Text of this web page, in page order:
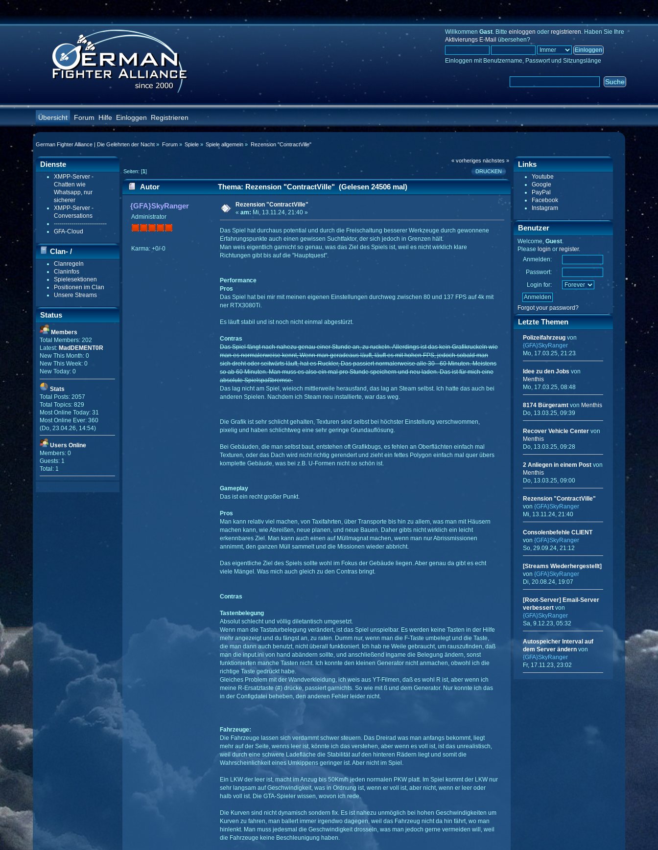
Willkommen Gast. Bitte einloggen oder registrieren. Haben Sie Ihre
Aktivierungs E-Mail übersehen?
Einloggen mit Benutzername, Passwort und Sitzungslänge
Übersicht Forum Hilfe Einloggen Registrieren
German Fighter Alliance | Die Gelehrten der Nacht » Forum» Spiele » Spiele allgemein » Rezension "ContractVille"
Dienste
XMPP-Server -
Chatten wie
Whatsapp, nur
sicherer
XMPP-Server -
Conversations
---------------------------
GFA-Cloud
Clan- /
Gildenmenü
Clanregeln
Claninfos
Spielesektionen
Positionen im Clan
Unsere Streams
Status
Members
Total Members: 202
Latest: MadDEMENT0R
New This Month: 0
New This Week: 0
New Today: 0
Stats
Total Posts: 2057
Total Topics: 829
Most Online Today: 31
Most Online Ever: 360
(Do, 23.04.26, 14:54)
Users Online
Members: 0
Guests: 1
Total: 1
« vorheriges nächstes »
DRUCKEN
Seiten: [1 ]
Autor Thema: Rezension "ContractVille" (Gelesen 24506 mal)
{GFA}SkyRanger
Administrator
Karma: +0/-0
Rezension "ContractVille"
«am: Mi, 13.11.24, 21:40 »
Das Spiel hat durchaus potential und durch die Freischaltung besserer Werkzeuge durch gewonnene
Erfahrungspunkte auch einen gewissen Suchtfaktor, der sich jedoch in Grenzen hält.
Man weis eigentlich garnicht so genau, was das Ziel des Spiels ist, weil es nicht wirklich klare
Richtungen gibt bis auf die "Hauptquest".
Performance
Pros
Das Spiel hat bei mir mit meinen eigenen Einstellungen durchweg zwischen 80 und 137 FPS auf 4k mit
ner RTX3080Ti.
Es läuft stabil und ist noch nicht einmal abgestürzt.
Contras
Das Spiel fängt nach nahezu genau einer Stunde an, zu ruckeln. Allerdings ist das kein Grafikruckeln wie
man es normalerweise kennt, Wenn man geradeaus läuft, läuft es mit hohen FPS, jedoch sobald man
sich dreht oder seitwärts läuft, hat es Ruckler, Das passiert normalerweise alle 30 - 60 Minuten. Meistens
so ab 60 Minuten. Man muss es also ein mal pro Stunde speichern und neu laden. Das ist für mich eine
absolute Spielspaßbremse.
Das lag nicht am Spiel, wieioch mittlerweile herausfand, das lag an Steam selbst. Ich hatte das auch bei
anderen Spielen. Nachdem ich Steam neu installierte, war das weg.
Die Grafik ist sehr schlicht gehalten, Texturen sind selbst bei höchster Einstellung verschwommen,
pixelig und haben schlichtweg eine sehr geringe Grundauflösung.
Bei Gebäuden, die man selbst baut, entstehen oft Grafikbugs, es fehlen an Oberflächten einfach mal
Texturen, oder das Dach wird nicht richtig gerendert und zieht ein fettes Polygon einfach mal quer übers
komplette Gebäude, was bei z.B. U-Formen nicht so schön ist.
Gameplay
Das ist ein recht großer Punkt.
Pros
Man kann relativ viel machen, von Taxifahrten, über Transporte bis hin zu allem, was man mit Häusern
machen kann, wie Abreißen, neue planen, und neue Bauen. Daher gibts nicht wirklich ein leicht
erkennbares Ziel. Man kann auch einen auf Müllmagnat machen, wenn man nur Abrissmissionen
annimmt, den ganzen Müll sammelt und die Missionen wieder abbricht.
Das eigentliche Ziel des Spiels sollte wohl im Fokus der Gebäude liegen. Aber genau da gibt es echt
viele Mängel. Was mich auch gleich zu den Contras bringt.
Contras
Tastenbelegung
Absolut schlecht und völlig diletantisch umgesetzt.
Wenn man die Tastaturbelegung verändert, ist das Spiel unspielbar. Es werden keine Tasten in der Hilfe
mehr angezeigt und du fängst an, zu raten. Dumm nur, wenn man die F-Taste umbelegt und die Taste,
die man dann auch benutzt, nicht überall funktioniert. Ich hab ne Weile gebraucht, um rauszufinden, daß
man die input.ini von hand abändern sollte, und anschließend ingame die Belegung ändern, sonst
funktionierten manche Tasten nicht. Ich konnte den kleinen Generator nicht anmachen, obwohl ich die
richtige Taste gedrückt habe.
Gleiches Problem mit der Wandverkleidung, ich weis aus YT-Filmen, daß es wohl R ist, aber wenn ich
meine R-Ersatztaste (#) drücke, passiert garnichts. So wie mit ß und dem Generator. Nur konnte ich das
in der Configdatei beheben, den anderen Fehler leider nicht.
Fahrzeuge:
Die Fahrzeuge lassen sich verdammt schwer steuern. Das Dreirad was man anfangs bekommt, liegt
mehr auf der Seite, wenns leer ist, könnte ich das verstehen, aber wenn es voll ist, ist das unrealistisch,
weil durch eine schwere Ladefläche die Stabilität auf den hinteren Rädern liegt und somit die
Wahrscheinlichkeit eines Umkippens geringer ist. Aber nicht im Spiel.
Ein LKW der leer ist, macht im Anzug bis 50Km/h jeden normalen PKW platt. Im Spiel kommt der LKW nur
sehr langsam auf Geschwindigkeit, was in Ordnung ist, wenn er voll ist, aber nicht, wenn er leer oder
halb voll ist. Die GTA-Spieler wissen, wovon ich rede.
Die Kurven sind nicht dynamisch sondern fix. Es ist nahezu unmöglich bei hohen Geschwindigkeiten um
Kurven zu fahren, man ballert immer irgendwo dagegen, weil das Fahrzeug nicht da hin fährt, wo man
hinlenkt. Man muss jedesmal die Geschwindigkeit drosseln, was man jedoch gerne vermeiden will, weil
die Fahrzeuge keine Beschleunigung haben.
Links
Youtube
Google
PayPal
Facebook
Instagram
Benutzer
Welcome,Guest.
Please login orregister.
Anmelden:
Passwort:
Login for:
Forgot your password?
Letzte Themen
Polizeifahrzeugvon
{GFA}SkyRanger
Mo, 17.03.25, 21:23
Idee zu den Jobs von
Menthis
Mo, 17.03.25, 08:48
8174 Bürgeramtvon Menthis
Do, 13.03.25, 09:39
Recover Vehicle Centervon
Menthis
Do, 13.03.25, 09:28
2 Anliegen in einem Postvon
Menthis
Do, 13.03.25, 09:00
Rezension "ContractVille"
von {GFA}SkyRanger
Mi, 13.11.24, 21:40
Consolenbefehle CLIENT
von {GFA}SkyRanger
So, 29.09.24, 21:12
[Streams Wiederhergestellt]
von {GFA}SkyRanger
Di, 20.08.24, 19:07
[Root-Server] Email-Server
verbessertvon
{GFA}SkyRanger
Sa, 9.12.23, 05:32
Autospeicher Interval auf
dem Server ändernvon
{GFA}SkyRanger
Fr, 17.11.23, 23:02